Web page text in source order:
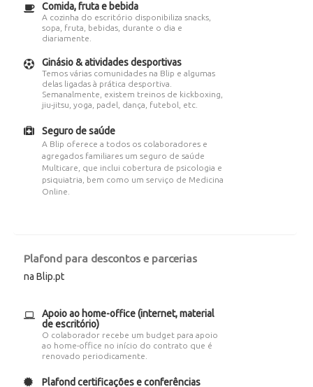
Comida, fruta e bebida
A cozinha do escritório disponibiliza snacks,
sopa, fruta, bebidas, durante o dia e
diariamente.
Ginásio & atividades desportivas
Temos várias comunidades na Blip e algumas
delas ligadas à prática desportiva.
Semanalmente, existem treinos de kickboxing,
jiu-jitsu, yoga, padel, dança, futebol, etc.
Seguro de saúde
A Blip oferece a todos os colaboradores e
agregados familiares um seguro de saúde
Multicare, que inclui cobertura de psicologia e
psiquiatria, bem como um serviço de Medicina
Online.
Plafond para descontos e parcerias
na Blip.pt
Apoio ao home-office (internet, material
de escritório)
O colaborador recebe um budget para apoio
ao home-office no início do contrato que é
renovado periodicamente.
Plafond certificações e conferências